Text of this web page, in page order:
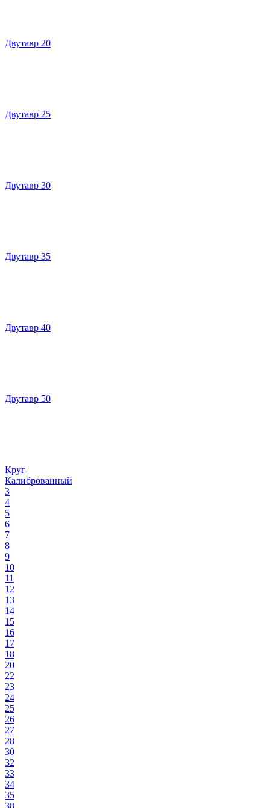
Двутавр 20
Двутавр 25
Двутавр 30
Двутавр 35
Двутавр 40
Двутавр 50
Круг
Калиброванный
3
4
5
6
7
8
9
10
11
12
13
14
15
16
17
18
20
22
23
24
25
26
27
28
30
32
33
34
35
38